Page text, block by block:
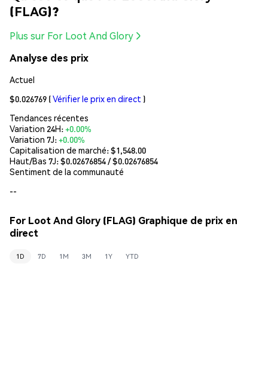
(FLAG)?
Plus sur For Loot And Glory
Analyse des prix
Actuel
$0.026769 (Vérifier le prix en direct )
Tendances récentes
Variation 24H:+0.00%
Variation 7J:+0.00%
Capitalisation de marché:$1,548.00
Haut/Bas 7J: $0.02676854/ $0.02676854
Sentiment de la communauté
--
For Loot And Glory (FLAG) Graphique de prix en
direct
1D 7D 1M 3M 1Y YTD